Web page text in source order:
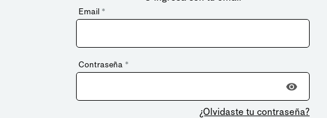
Email *
Contraseña *
¿Olvidaste tu contraseña?